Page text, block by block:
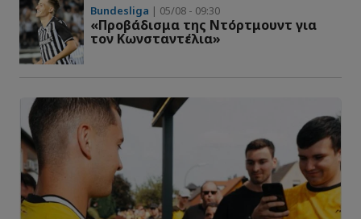
Bundesliga | 05/08 - 09:30
«Προβάδισμα της Ντόρτμουντ για
τον Κωνσταντέλια»